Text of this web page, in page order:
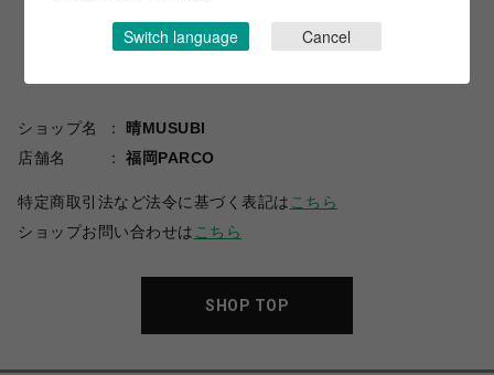
ショップ名
晴MUSUBI
店舗名
福岡PARCO
特定商取引法など法令に基づく表記は こちら
ショップお問い合わせは こちら
SHOP TOP
Switch language Cancel